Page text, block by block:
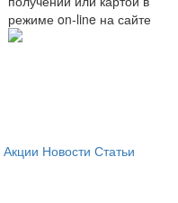
режиме on-line на сайте
Акции Новости Статьи